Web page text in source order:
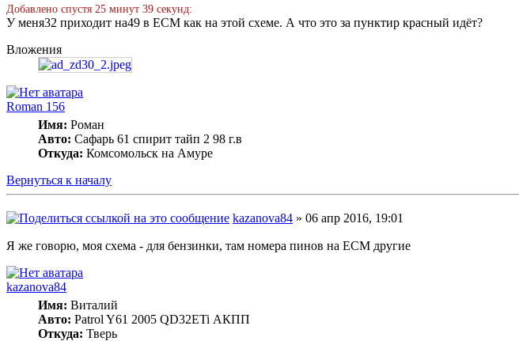
Добавлено спустя 25 минут 39 секунд:
У меня32 приходит на49 в ЕСМ как на этой схеме. А что это за пунктир красный идёт?
Вложения
Roman 156
Имя: Роман
Авто: Сафарь 61 спирит тайп 2 98 г.в
Откуда: Комсомольск на Амуре
Вернуться к началу
kazanova84 » 06 апр 2016, 19:01
Я же говорю, моя схема - для бензинки, там номера пинов на ЕСМ другие
kazanova84
Имя: Виталий
Авто: Patrol Y61 2005 QD32ETi АКПП
Откуда: Тверь